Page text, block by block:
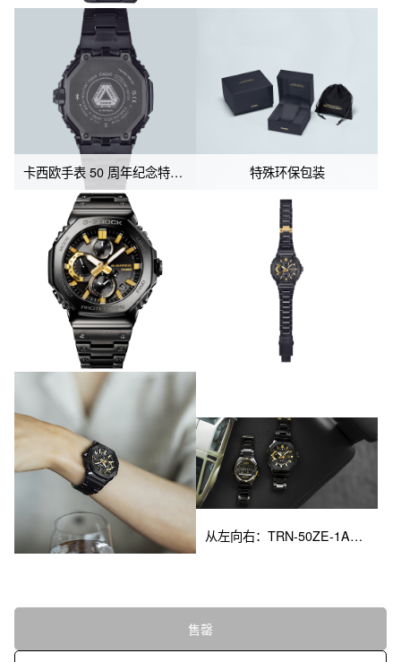
纪念CASIO制表50周年的特别表盘
表盘外缘印有二进制“0”和“1”数字，象征CASIO的工艺精神。
高密度组装技术使得这款腕表能够将出色的功能集成到纤薄且高效
的机芯中。蓝牙功能可让腕表连接专用手机应用，获取准确的时间
信息，实现高精度计时。其他实用功能包括太阳能动力和高亮度
LED显示照明。
八角形的螺旋锁定表冠与表圈形状相似，设计上和谐统一。
卡西欧手表 50 周年纪念特別表背设计 特殊环保包装
从左向右：TRN-50ZE-1A、GMC-B2100ZE-1A
售罄